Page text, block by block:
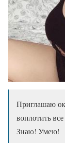
Приглашаю
воплотить
Знаю! Умею!